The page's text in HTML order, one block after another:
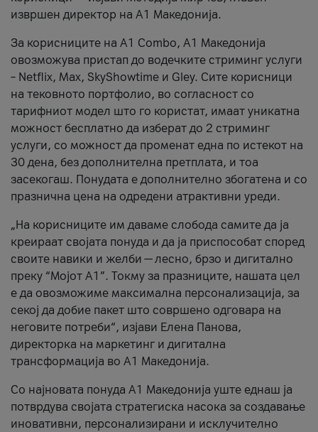
извршен директор на А1 Македонија.
За корисниците на A1 Combo, А1 Македонија
овозможува пристап до водечките стриминг услуги
– Netflix, Max, SkyShowtime и Gley. Сите корисници
на тековното портфолио, во согласност со
тарифниот модел што го користат, имаат уникатна
можност бесплатно да изберат до 2 стриминг
услуги, со можност да променат една по истекот на
30 дена, без дополнителна претплата, и тоа
засекогаш. Понудата е дополнително збогатена и со
празнична цена на одредени атрактивни уреди.
„На корисниците им даваме слобода самите да ја
креираат својата понуда и да ја приспособат според
своите навики и желби — лесно, брзо и дигитално
преку “Мојот А1”. Токму за празниците, нашата цел
е да овозможиме максимална персонализација, за
секој да добие пакет што совршено одговара на
неговите потреби“, изјави Елена Панова,
директорка на маркетинг и дигитална
трансформација во А1 Македонија.
Со најновата понуда А1 Македонија уште еднаш ја
потврдува својата стратегиска насока за создавање
иновативни, персонализирани и исклучително